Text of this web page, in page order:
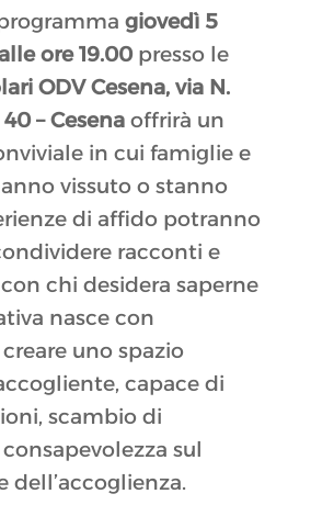
giovedì 5
ore 19.00presso le
ODV Cesena, via N.
– Cesenaoffrirà un
in cui famiglie e
vissuto o stanno
di affido potranno
racconti e
chi desidera saperne
nasce con
uno spazio
capace di
scambio di
sul
dell’accoglienza.